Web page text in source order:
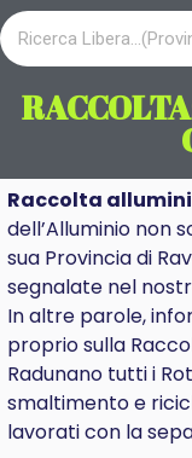
Raccolta
dell’Alluminio non
sua Provincia di
segnalate nel
In altre parole,
proprio sulla
Radunano tutti i
smaltimento e
lavorati con la